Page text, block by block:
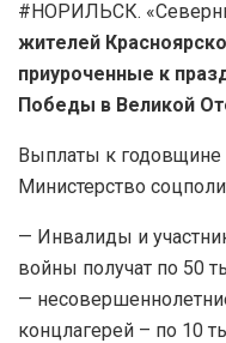
#НОРИЛЬСК.
жителей
приуроченные к
Победы в Великой
Выплаты к
Министерство
— Инвалиды и
войны получат по 50
—
концлагерей – по 10